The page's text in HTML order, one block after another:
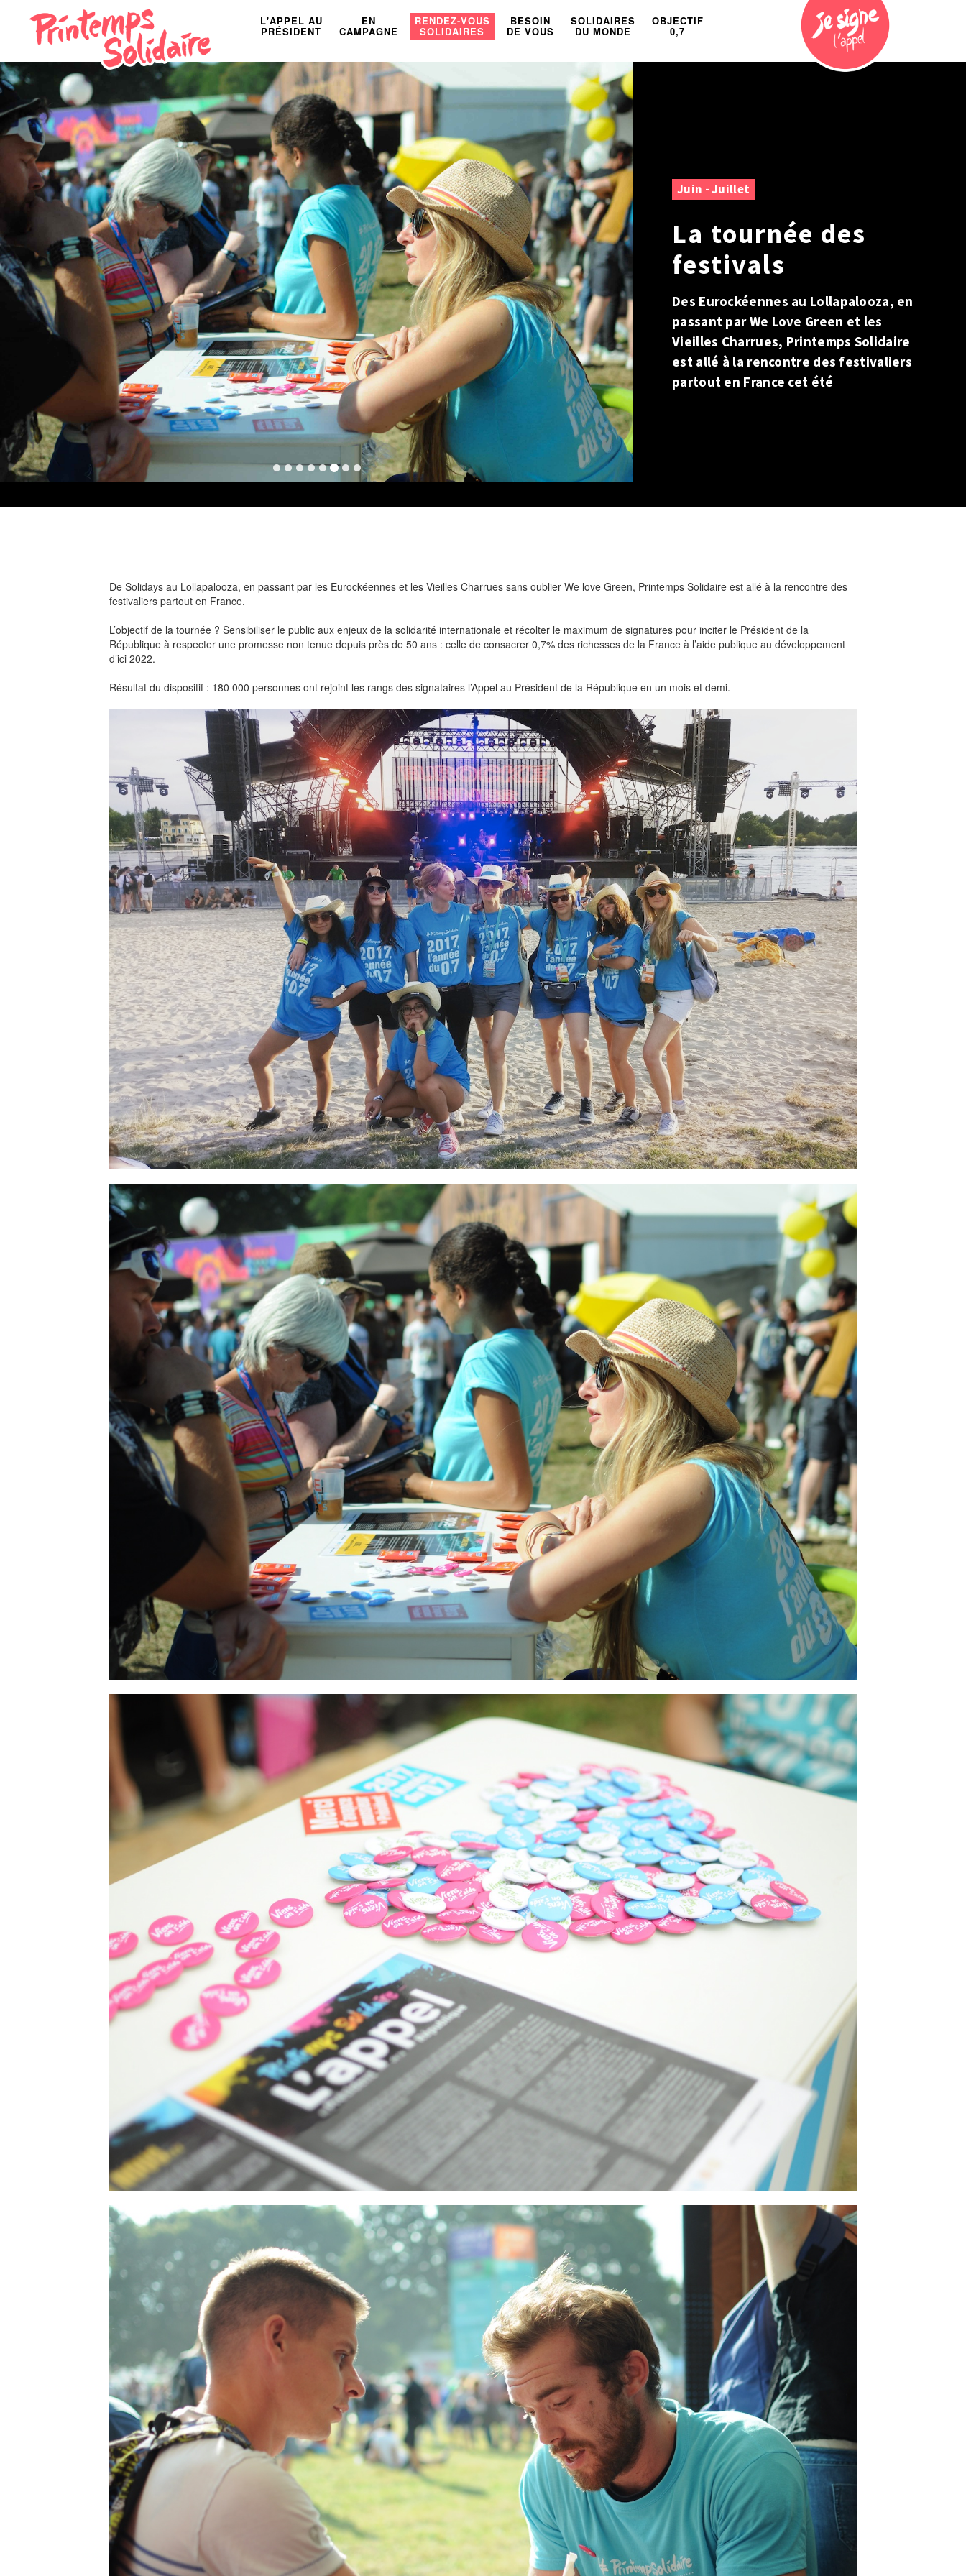
L'APPEL AU
PRÉSIDENT
EN
CAMPAGNE
RENDEZ-VOUS
SOLIDAIRES
BESOIN
DE VOUS
SOLIDAIRES
DU MONDE
OBJECTIF
0,7
Juin - Juillet
La tournée des
festivals
Des Eurockéennes au Lollapalooza, en
passant par We Love Green et les
Vieilles Charrues, Printemps Solidaire
est allé à la rencontre des festivaliers
partout en France cet été
De Solidays au Lollapalooza, en passant par les Eurockéennes et les Vieilles Charrues sans oublier We love Green, Printemps Solidaire est allé à la rencontre des
festivaliers partout en France.
L’objectif de la tournée ? Sensibiliser le public aux enjeux de la solidarité internationale et récolter le maximum de signatures pour inciter le Président de la
République à respecter une promesse non tenue depuis près de 50 ans : celle de consacrer 0,7% des richesses de la France à l’aide publique au développement
d’ici 2022.
Résultat du dispositif : 180 000 personnes ont rejoint les rangs des signataires l’Appel au Président de la République en un mois et demi.